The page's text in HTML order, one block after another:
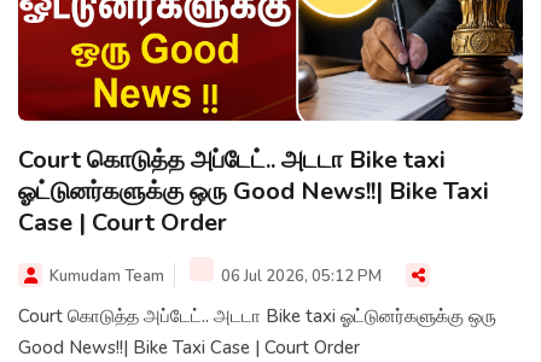
Court கொடுத்த அப்டேட்.. அடடா Bike taxi
ஓட்டுனர்களுக்கு ஒரு Good News!!| Bike Taxi
Case | Court Order
Kumudam Team 06 Jul 2026, 05:12 PM
Court கொடுத்த அப்டேட்.. அடடா Bike taxi ஓட்டுனர்களுக்கு ஒரு
Good News!!| Bike Taxi Case | Court Order